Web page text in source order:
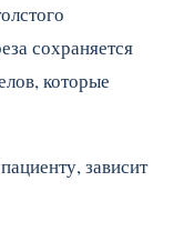
сохраняется
которые
зависит